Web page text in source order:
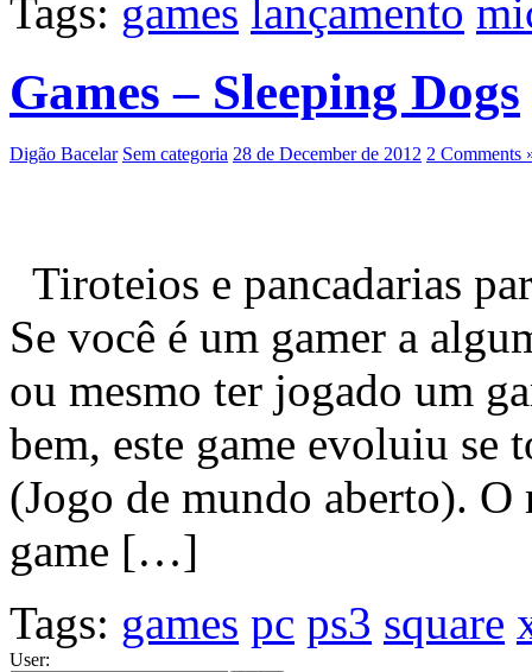
Tags: games lançamento
Games – Sleeping Dogs
Digão Bacelar Sem categoria 28 de December de 2012 2 Comments
Tiroteios e pancadarias
Se você é um gamer a
ou mesmo ter jogado um
bem, este game evoluiu se
(Jogo de mundo aberto).
game […]
Tags: games pc ps3 square
User: